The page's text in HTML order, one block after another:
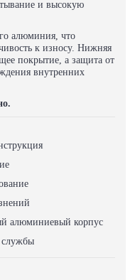
и высокую
алюминия, что
к износу. Нижняя
покрытие, а защита от
внутренних
алюминиевый корпус
службы